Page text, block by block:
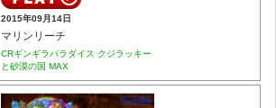
2015年09月14日
マリンリーチ
CRギンギラパラダイス クジラッキー
と砂漠の国 MAX